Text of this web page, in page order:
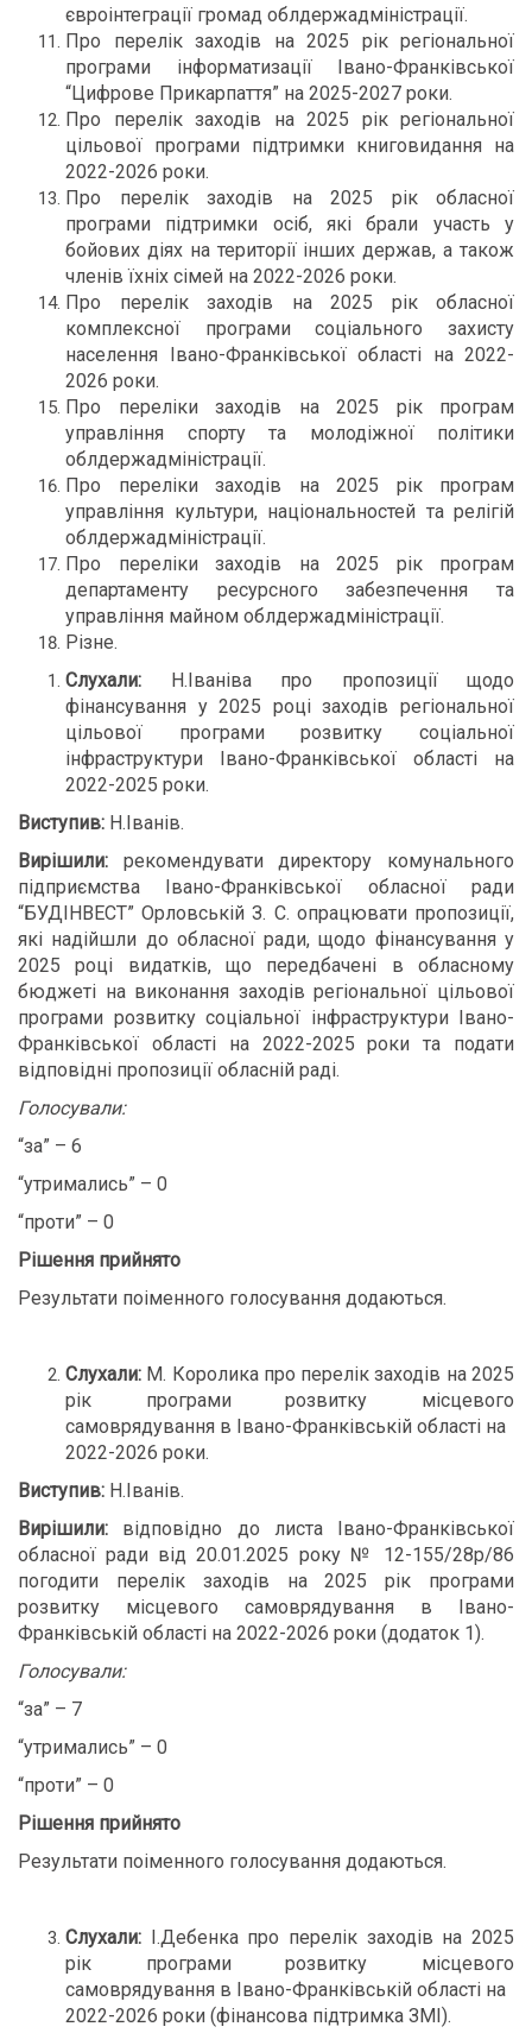
євроінтеграції громад облдержадміністрації.
Про перелік заходів на 2025 рік регіональної
програми інформатизації Івано-Франківської
“Цифрове Прикарпаття” на 2025-2027 роки.
Про перелік заходів на 2025 рік регіональної
цільової програми підтримки книговидання на
2022-2026 роки.
Про перелік заходів на 2025 рік обласної
програми підтримки осіб, які брали участь у
бойових діях на території інших держав, а також
членів їхніх сімей на 2022-2026 роки.
Про перелік заходів на 2025 рік обласної
комплексної програми соціального захисту
населення Івано-Франківської області на 2022-
2026 роки.
Про переліки заходів на 2025 рік програм
управління спорту та молодіжної політики
облдержадміністрації.
Про переліки заходів на 2025 рік програм
управління культури, національностей та релігій
облдержадміністрації.
Про переліки заходів на 2025 рік програм
департаменту ресурсного забезпечення та
управління майном облдержадміністрації.
Різне.
Слухали: Н.Іваніва про пропозиції щодо
фінансування у 2025 році заходів регіональної
цільової програми розвитку соціальної
інфраструктури Івано-Франківської області на
2022-2025 роки.
Виступив: Н.Іванів.
Вирішили: рекомендувати директору комунального
підприємства Івано-Франківської обласної ради
“БУДІНВЕСТ” Орловській З. С. опрацювати пропозиції,
які надійшли до обласної ради, щодо фінансування у
2025 році видатків, що передбачені в обласному
бюджеті на виконання заходів регіональної цільової
програми розвитку соціальної інфраструктури Івано-
Франківської області на 2022-2025 роки та подати
відповідні пропозиції обласній раді.
Голосували:
“за” – 6
“утримались” – 0
“проти” – 0
Рішення прийнято
Результати поіменного голосування додаються.
Слухали: М. Королика про перелік заходів на 2025
рік програми розвитку місцевого
самоврядування в Івано-Франківській області на
2022-2026 роки.
Виступив: Н.Іванів.
Вирішили: відповідно до листа Івано-Франківської
обласної ради від 20.01.2025 року № 12-155/28р/86
погодити перелік заходів на 2025 рік програми
розвитку місцевого самоврядування в Івано-
Франківській області на 2022-2026 роки (додаток 1).
Голосували:
“за” – 7
“утримались” – 0
“проти” – 0
Рішення прийнято
Результати поіменного голосування додаються.
Слухали: І.Дебенка про перелік заходів на 2025
рік програми розвитку місцевого
самоврядування в Івано-Франківській області на
2022-2026 роки (фінансова підтримка ЗМІ).